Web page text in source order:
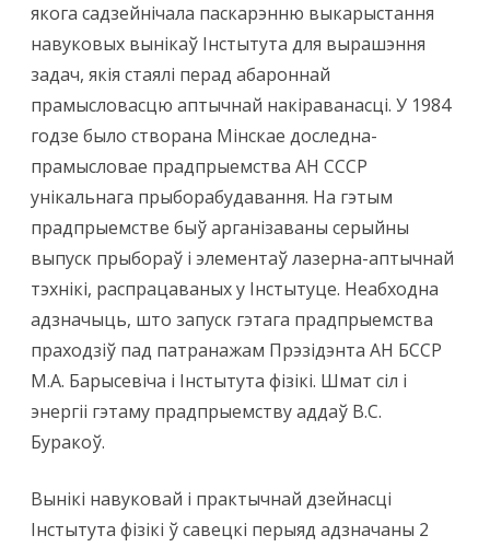
якога садзейнічала паскарэнню выкарыстання
навуковых вынікаў Інстытута для вырашэння
задач, якія стаялі перад абароннай
прамысловасцю аптычнай накіраванасці. У 1984
годзе было створана Мінскае доследна-
прамысловае прадпрыемства АН СССР
унікальнага прыборабудавання. На гэтым
прадпрыемстве быў арганізаваны серыйны
выпуск прыбораў і элементаў лазерна-аптычнай
тэхнікі, распрацаваных у Інстытуце. Неабходна
адзначыць, што запуск гэтага прадпрыемства
праходзіў пад патранажам Прэзідэнта АН БССР
М.А. Барысевіча і Інстытута фізікі. Шмат сіл і
энергіі гэтаму прадпрыемству аддаў В.С.
Буракоў.
Вынікі навуковай і практычнай дзейнасці
Інстытута фізікі ў савецкі перыяд адзначаны 2